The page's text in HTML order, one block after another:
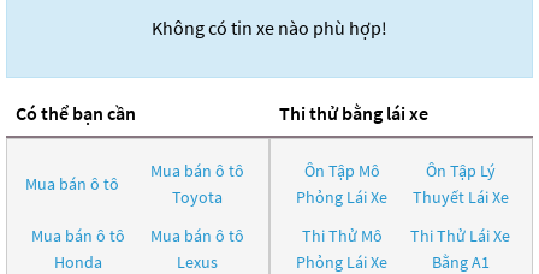
Không có tin xe nào phù hợp!
Có thể bạn cần
Mua bán ô tô
Mua bán ô tô
Toyota
Mua bán ô tô
Honda
Mua bán ô tô
Lexus
Thi thử bằng lái xe
Ôn Tập Mô
Phỏng Lái Xe
Ôn Tập Lý
Thuyết Lái Xe
Thi Thử Mô
Phỏng Lái Xe
Thi Thử Lái Xe
Bằng A1